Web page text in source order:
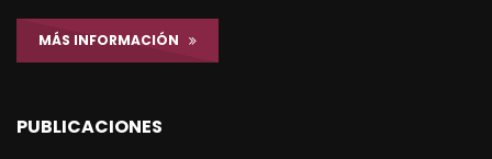
MÁS INFORMACIÓN
PUBLICACIONES